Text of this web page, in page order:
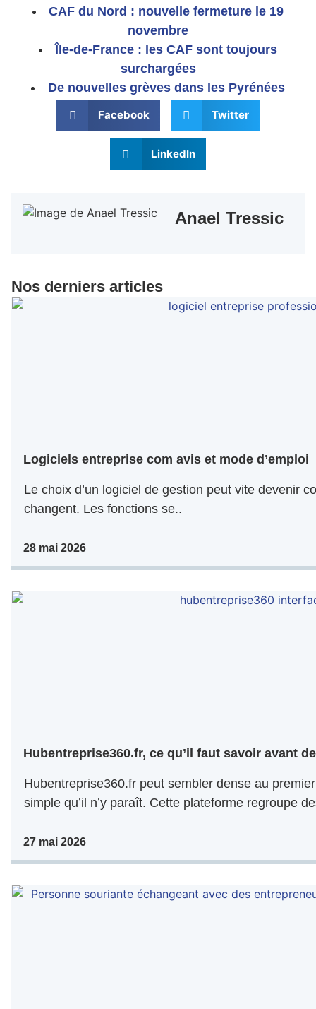
CAF du Nord : nouvelle fermeture le 19
novembre
Île-de-France : les CAF sont toujours
surchargées
De nouvelles grèves dans les Pyrénées
Facebook Twitter
LinkedIn
Anael Tressic
Nos derniers articles
Logiciels entreprise com avis et mode d’emploi
Le choix d’un logiciel de gestion peut vite devenir
changent. Les fonctions se..
28 mai 2026
Hubentreprise360.fr, ce qu’il faut savoir avant
Hubentreprise360.fr peut sembler dense au
simple qu’il n’y paraît. Cette plateforme regroupe
27 mai 2026